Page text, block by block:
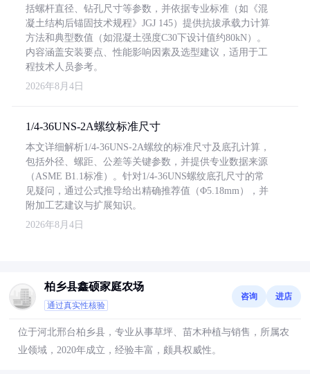
括螺杆直径、钻孔尺寸等参数，并依据专业标准（如《混
凝土结构后锚固技术规程》JGJ 145）提供抗拔承载力计算
方法和典型数值（如混凝土强度C30下设计值约80kN）。
内容涵盖安装要点、性能影响因素及选型建议，适用于工
程技术人员参考。
2026年8月4日
1/4-36UNS-2A螺纹标准尺寸
本文详细解析1/4-36UNS-2A螺纹的标准尺寸及底孔计算，
包括外径、螺距、公差等关键参数，并提供专业数据来源
（ASME B1.1标准）。针对1/4-36UNS螺纹底孔尺寸的常
见疑问，通过公式推导给出精确推荐值（Φ5.18mm），并
附加工艺建议与扩展知识。
2026年8月4日
柏乡县鑫硕家庭农场
通过真实性核验
咨询 进店
位于河北邢台柏乡县，专业从事草坪、苗木种植与销售，所属农
业领域，2020年成立，经验丰富，颇具权威性。